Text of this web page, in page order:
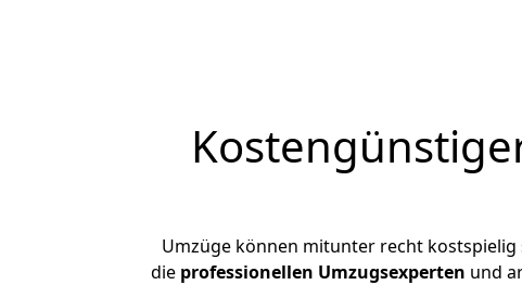
Umzüge können mitunter recht kostspielig
die professionellen Umzugsexperten und